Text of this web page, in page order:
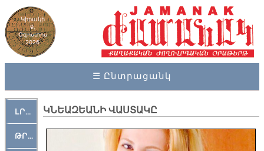
Կիրակի
9,
Օգոստոս
2026
☰ Ընտրացանկ
ԼՐԱՀՈՍ
ԹՐՔԱՀԱՅ ԿԵԱՆՔ
ԿՆԵԱԶԵԱՆԻ ՎԱՍՏԱԿԸ